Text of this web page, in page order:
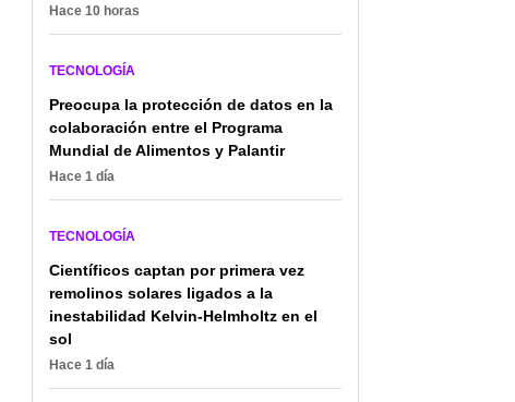
Hace 10 horas
TECNOLOGÍA
Preocupa la protección de datos en la
colaboración entre el Programa
Mundial de Alimentos y Palantir
Hace 1 día
TECNOLOGÍA
Científicos captan por primera vez
remolinos solares ligados a la
inestabilidad Kelvin-Helmholtz en el
sol
Hace 1 día